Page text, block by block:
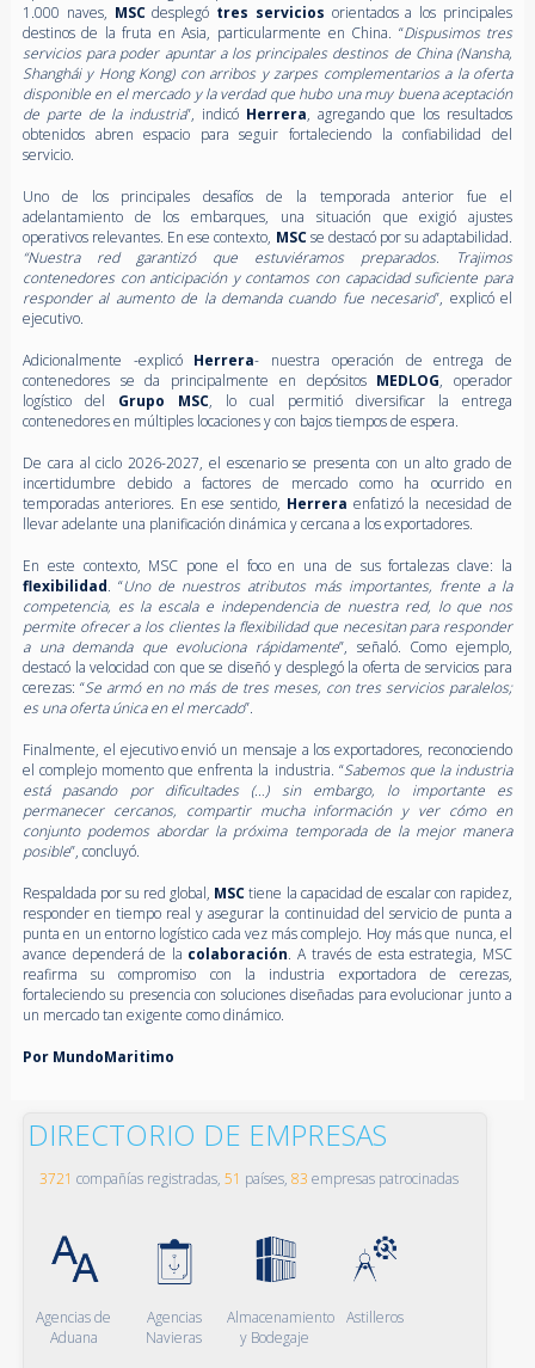
1.000 naves, MSCdesplegó tres servicios orientados a los principales
destinos de la fruta en Asia, particularmente en China. “Dispusimos tres
servicios para poder apuntar a los principales destinos de China (Nansha,
Shanghái y Hong Kong) con arribos y zarpes complementarios a la oferta
disponible en el mercado y la verdad que hubo una muy buena aceptación
de parte de la industria”, indicó Herrera, agregando que los resultados
obtenidos abren espacio para seguir fortaleciendo la confiabilidad del
servicio.
Uno de los principales desafíos de la temporada anterior fue el
adelantamiento de los embarques, una situación que exigió ajustes
operativos relevantes. En ese contexto, MSCse destacó por su adaptabilidad.
“Nuestra red garantizó que estuviéramos preparados. Trajimos
contenedores con anticipación y contamos con capacidad suficiente para
responder al aumento de la demanda cuando fue necesario”, explicó el
ejecutivo.
Adicionalmente -explicó Herrera- nuestra operación de entrega de
contenedores se da principalmente en depósitos MEDLOG, operador
logístico del Grupo MSC, lo cual permitió diversificar la entrega
contenedores en múltiples locaciones y con bajos tiempos de espera.
De cara al ciclo 2026-2027, el escenario se presenta con un alto grado de
incertidumbre debido a factores de mercado como ha ocurrido en
temporadas anteriores. En ese sentido, Herrera enfatizó la necesidad de
llevar adelante una planificación dinámica y cercana a los exportadores.
En este contexto, MSC pone el foco en una de sus fortalezas clave: la
flexibilidad. “Uno de nuestros atributos más importantes, frente a la
competencia, es la escala e independencia de nuestra red, lo que nos
permite ofrecer a los clientes la flexibilidad que necesitan para responder
a una demanda que evoluciona rápidamente”, señaló. Como ejemplo,
destacó la velocidad con que se diseñó y desplegó la oferta de servicios para
cerezas: “Se armó en no más de tres meses, con tres servicios paralelos;
es una oferta única en el mercado”.
Finalmente, el ejecutivo envió un mensaje a los exportadores, reconociendo
el complejo momento que enfrenta la industria. “Sabemos que la industria
está pasando por dificultades (…) sin embargo, lo importante es
permanecer cercanos, compartir mucha información y ver cómo en
conjunto podemos abordar la próxima temporada de la mejor manera
posible”, concluyó.
Respaldada por su red global, MSCtiene la capacidad de escalar con rapidez,
responder en tiempo real y asegurar la continuidad del servicio de punta a
punta en un entorno logístico cada vez más complejo. Hoy más que nunca, el
avance dependerá de la colaboración. A través de esta estrategia, MSC
reafirma su compromiso con la industria exportadora de cerezas,
fortaleciendo su presencia con soluciones diseñadas para evolucionar junto a
un mercado tan exigente como dinámico.
Por MundoMaritimo
DIRECTORIO DE EMPRESAS
3721 compañías registradas, 51 países, 83 empresas patrocinadas
Agencias de
Aduana
Agencias
Navieras
Almacenamiento
y Bodegaje
Astilleros